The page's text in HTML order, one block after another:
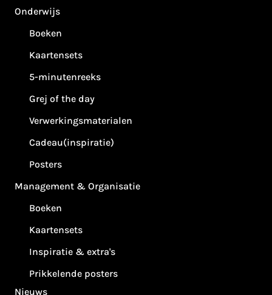
Onderwijs
Boeken
Kaartensets
5-minutenreeks
Grej of the day
Verwerkingsmaterialen
Cadeau(inspiratie)
Posters
Management & Organisatie
Boeken
Kaartensets
Inspiratie & extra's
Prikkelende posters
Nieuws